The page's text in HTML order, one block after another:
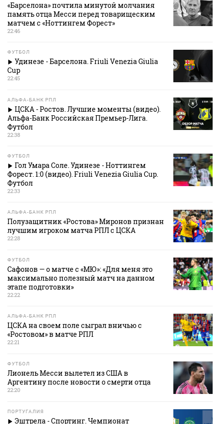
«Барселона» почтила минутой молчания
память отца Месси перед товарищеским
матчем с «Ноттингем Форест»
22:46
ФУТБОЛ
Удинезе - Барселона. Friuli Venezia Giulia
Cup
22:45
АЛЬФА-БАНК РПЛ
ЦСКА - Ростов. Лучшие моменты (видео).
Альфа-Банк Российская Премьер-Лига.
Футбол
22:38
ФУТБОЛ
Гол Умара Соле. Удинезе - Ноттингем
Форест. 1:0 (видео). Friuli Venezia Giulia Cup.
Футбол
22:33
АЛЬФА-БАНК РПЛ
Полузащитник «Ростова» Миронов признан
лучшим игроком матча РПЛ с ЦСКА
22:28
ФУТБОЛ
Сафонов — о матче с «МЮ»: «Для меня это
максимально полезный матч на данном
этапе подготовки»
22:22
АЛЬФА-БАНК РПЛ
ЦСКА на своем поле сыграл вничью с
«Ростовом» в матче РПЛ
22:21
ФУТБОЛ
Лионель Месси вылетел из США в
Аргентину после новости о смерти отца
22:20
ПОРТУГАЛИЯ
Эштрела - Спортинг. Чемпионат